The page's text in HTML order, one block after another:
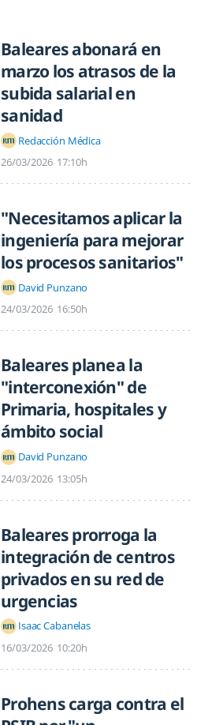
Baleares abonará en
marzo los atrasos de la
subida salarial en
sanidad
Redacción Médica
26/03/2026 17:10h
"Necesitamos aplicar la
ingeniería para mejorar
los procesos sanitarios"
David Punzano
24/03/2026 16:50h
Baleares planea la
"interconexión" de
Primaria, hospitales y
ámbito social
David Punzano
24/03/2026 13:05h
Baleares prorroga la
integración de centros
privados en su red de
urgencias
Isaac Cabanelas
16/03/2026 10:20h
Prohens carga contra el